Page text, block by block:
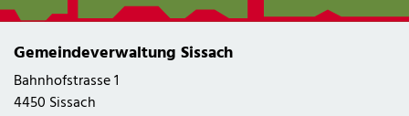
Gemeindeverwaltung Sissach
Bahnhofstrasse 1
4450 Sissach